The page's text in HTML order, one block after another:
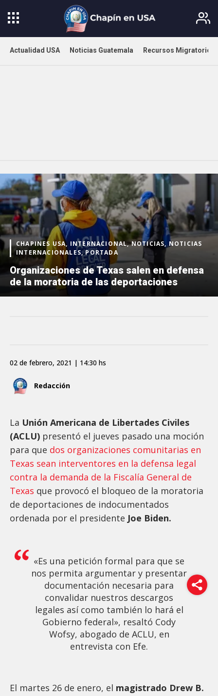
Actualidad USA Noticias Guatemala Recursos Migratorios
CHAPINES USA, INTERNACIONAL, NOTICIAS, NOTICIAS
INTERNACIONALES, PORTADA
Organizaciones de Texas salen en defensa
de la moratoria de las deportaciones
Redacción
02 de febrero, 2021 | 14:30 hs
La Unión Americana de Libertades Civiles
(ACLU) presentó el jueves pasado una moción
para que dos organizaciones comunitarias en
Texas sean interventores en la defensa legal
contra la demanda de la Fiscalía General de
Texas que provocó el bloqueo de la moratoria
de deportaciones de indocumentados
ordenada por el presidente Joe Biden.
«Es una petición formal para que se
nos permita argumentar y presentar
documentación necesaria para
convalidar nuestros descargos
legales así como también lo hará el
Gobierno federal», resaltó Cody
Wofsy, abogado de ACLU, en
entrevista con Efe.
El martes 26 de enero, el magistrado Drew B.